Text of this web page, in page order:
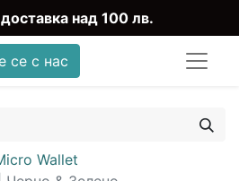
над 100 лв.
се с нас
Wallet